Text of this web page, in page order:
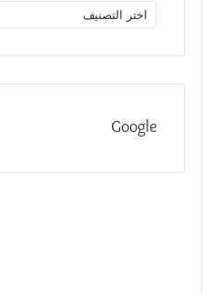
الاقسام
Google